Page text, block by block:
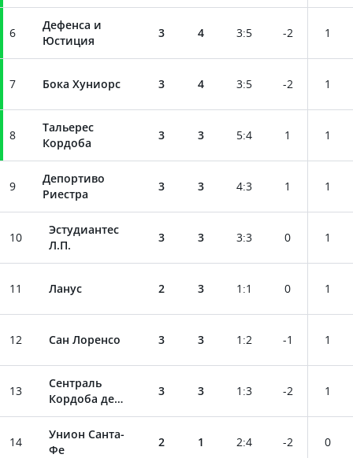
6
Дефенса и
Юстиция
3 4 3:5 -2 1
7 Бока Хуниорс 3 4 3:5 -2 1
8
Тальерес
Кордоба
3 3 5:4 1 1
9
Депортиво
Риестра
3 3 4:3 1 1
10
Эстудиантес
Л.П.
3 3 3:3 0 1
11 Ланус 2 3 1 :1 0 1
12 Сан Лоренсо 3 3 1 :2 -1 1
13
Сентраль
Кордоба де
Сантьяго
3 3 1 :3 -2 1
14
Унион Санта-
Фе
2 1 2:4 -2 0